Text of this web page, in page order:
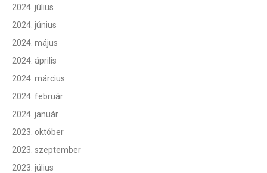
2024. július
2024. június
2024. május
2024. április
2024. március
2024. február
2024. január
2023. október
2023. szeptember
2023. július